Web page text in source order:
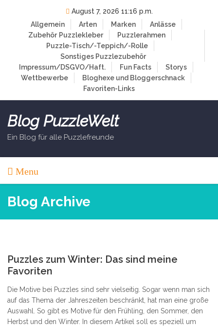
August 7, 2026 11:16 p.m.
Allgemein
Arten Marken
Anlässe
Zubehör Puzzlekleber
Puzzlerahmen
Puzzle-Tisch/-Teppich/-Rolle
Sonstiges Puzzlezubehör
Impressum/DSGVO/Haft.
Fun Facts
Storys
Wettbewerbe
Bloghexe und Bloggerschnack
Favoriten-Links
Blog PuzzleWelt
Ein Blog für alle Puzzlefreunde
Menu
Blog Archive
Puzzles zum Winter: Das sind meine
Favoriten
Die Motive bei Puzzles sind sehr vielseitig. Sogar wenn man sich
auf das Thema der Jahreszeiten beschränkt, hat man eine große
Auswahl. So gibt es Motive für den Frühling, den Sommer, den
Herbst und den Winter. In diesem Artikel soll es speziell um